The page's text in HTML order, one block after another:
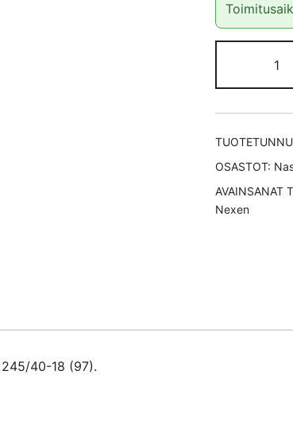
WG
3
18
OSASTOT:
AVAINSANAT
Nexen
40-18 (97).